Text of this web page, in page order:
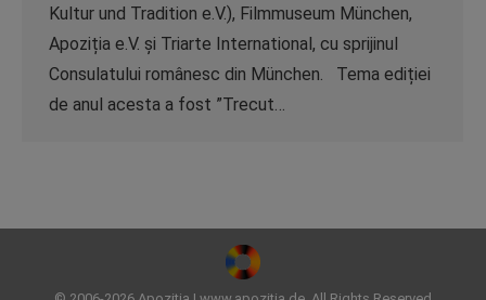
Kultur und Tradition e.V.), Filmmuseum München,
Apoziția e.V. și Triarte International, cu sprijinul
Consulatului românesc din München. Tema ediției
de anul acesta a fost ”Trecut…